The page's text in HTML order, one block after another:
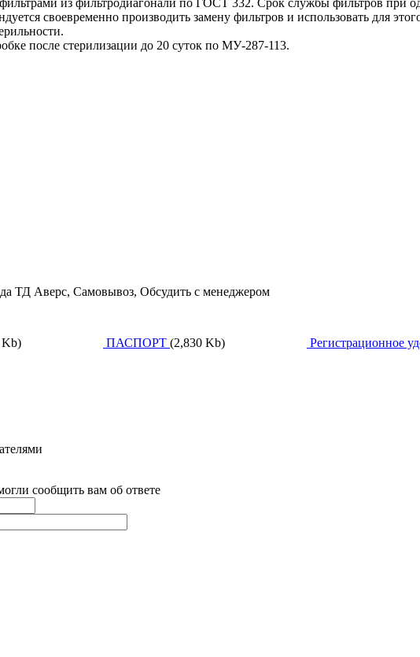
из фильтродиагонали по ГОСТ 332. Срок службы фильтров при
своевременно производить замену фильтров и использовать для
после стерилизации до 20 суток по МУ-287-113.
ТД Аверс, Самовывоз, Обсудить с менеджером
Kb) ПАСПОРТ (2,830 Kb) Регистрационное
сообщить вам об ответе